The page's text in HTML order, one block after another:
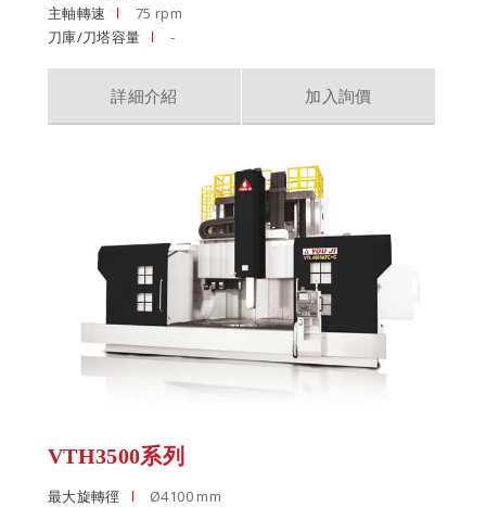
主軸轉速
75 rpm
刀庫/刀塔容量
-
詳細介紹 加入詢價
VTH3500系列
最大旋轉徑
Ø4100 mm